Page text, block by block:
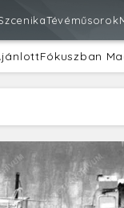
Tévéműsorok
Fókuszban